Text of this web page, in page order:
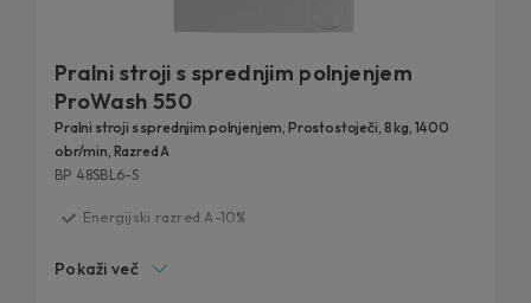
Pralni stroji s sprednjim polnjenjem
ProWash 550
Pralni stroji s sprednjim polnjenjem, Prostostoječi, 8 kg, 1400
obr/min, Razred A
BP 48SBL6-S
Energijski razred A-10%
Pokaži več